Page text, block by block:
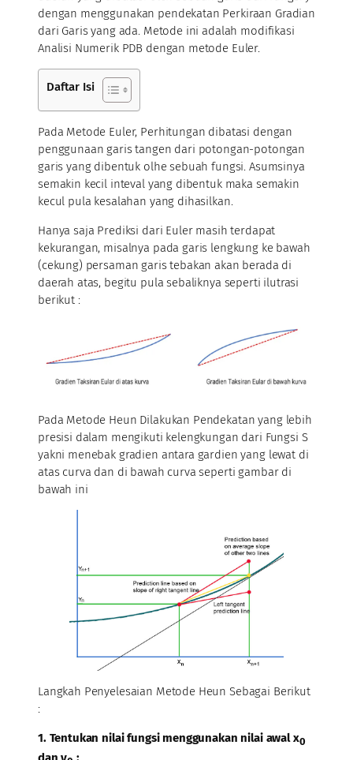
dengan menggunakan pendekatan Perkiraan Gradian
dari Garis yang ada. Metode ini adalah modifikasi
Analisi Numerik PDB dengan metode Euler.
Daftar Isi
Pada Metode Euler, Perhitungan dibatasi dengan
penggunaan garis tangen dari potongan-potongan
garis yang dibentuk olhe sebuah fungsi. Asumsinya
semakin kecil inteval yang dibentuk maka semakin
kecul pula kesalahan yang dihasilkan.
Hanya saja Prediksi dari Euler masih terdapat
kekurangan, misalnya pada garis lengkung ke bawah
(cekung) persaman garis tebakan akan berada di
daerah atas, begitu pula sebaliknya seperti ilutrasi
berikut :
Pada Metode Heun Dilakukan Pendekatan yang lebih
presisi dalam mengikuti kelengkungan dari Fungsi S
yakni menebak gradien antara gardien yang lewat di
atas curva dan di bawah curva seperti gambar di
bawah ini
Langkah Penyelesaian Metode Heun Sebagai Berikut
:
1. Tentukan nilai fungsi menggunakan nilai awal x0